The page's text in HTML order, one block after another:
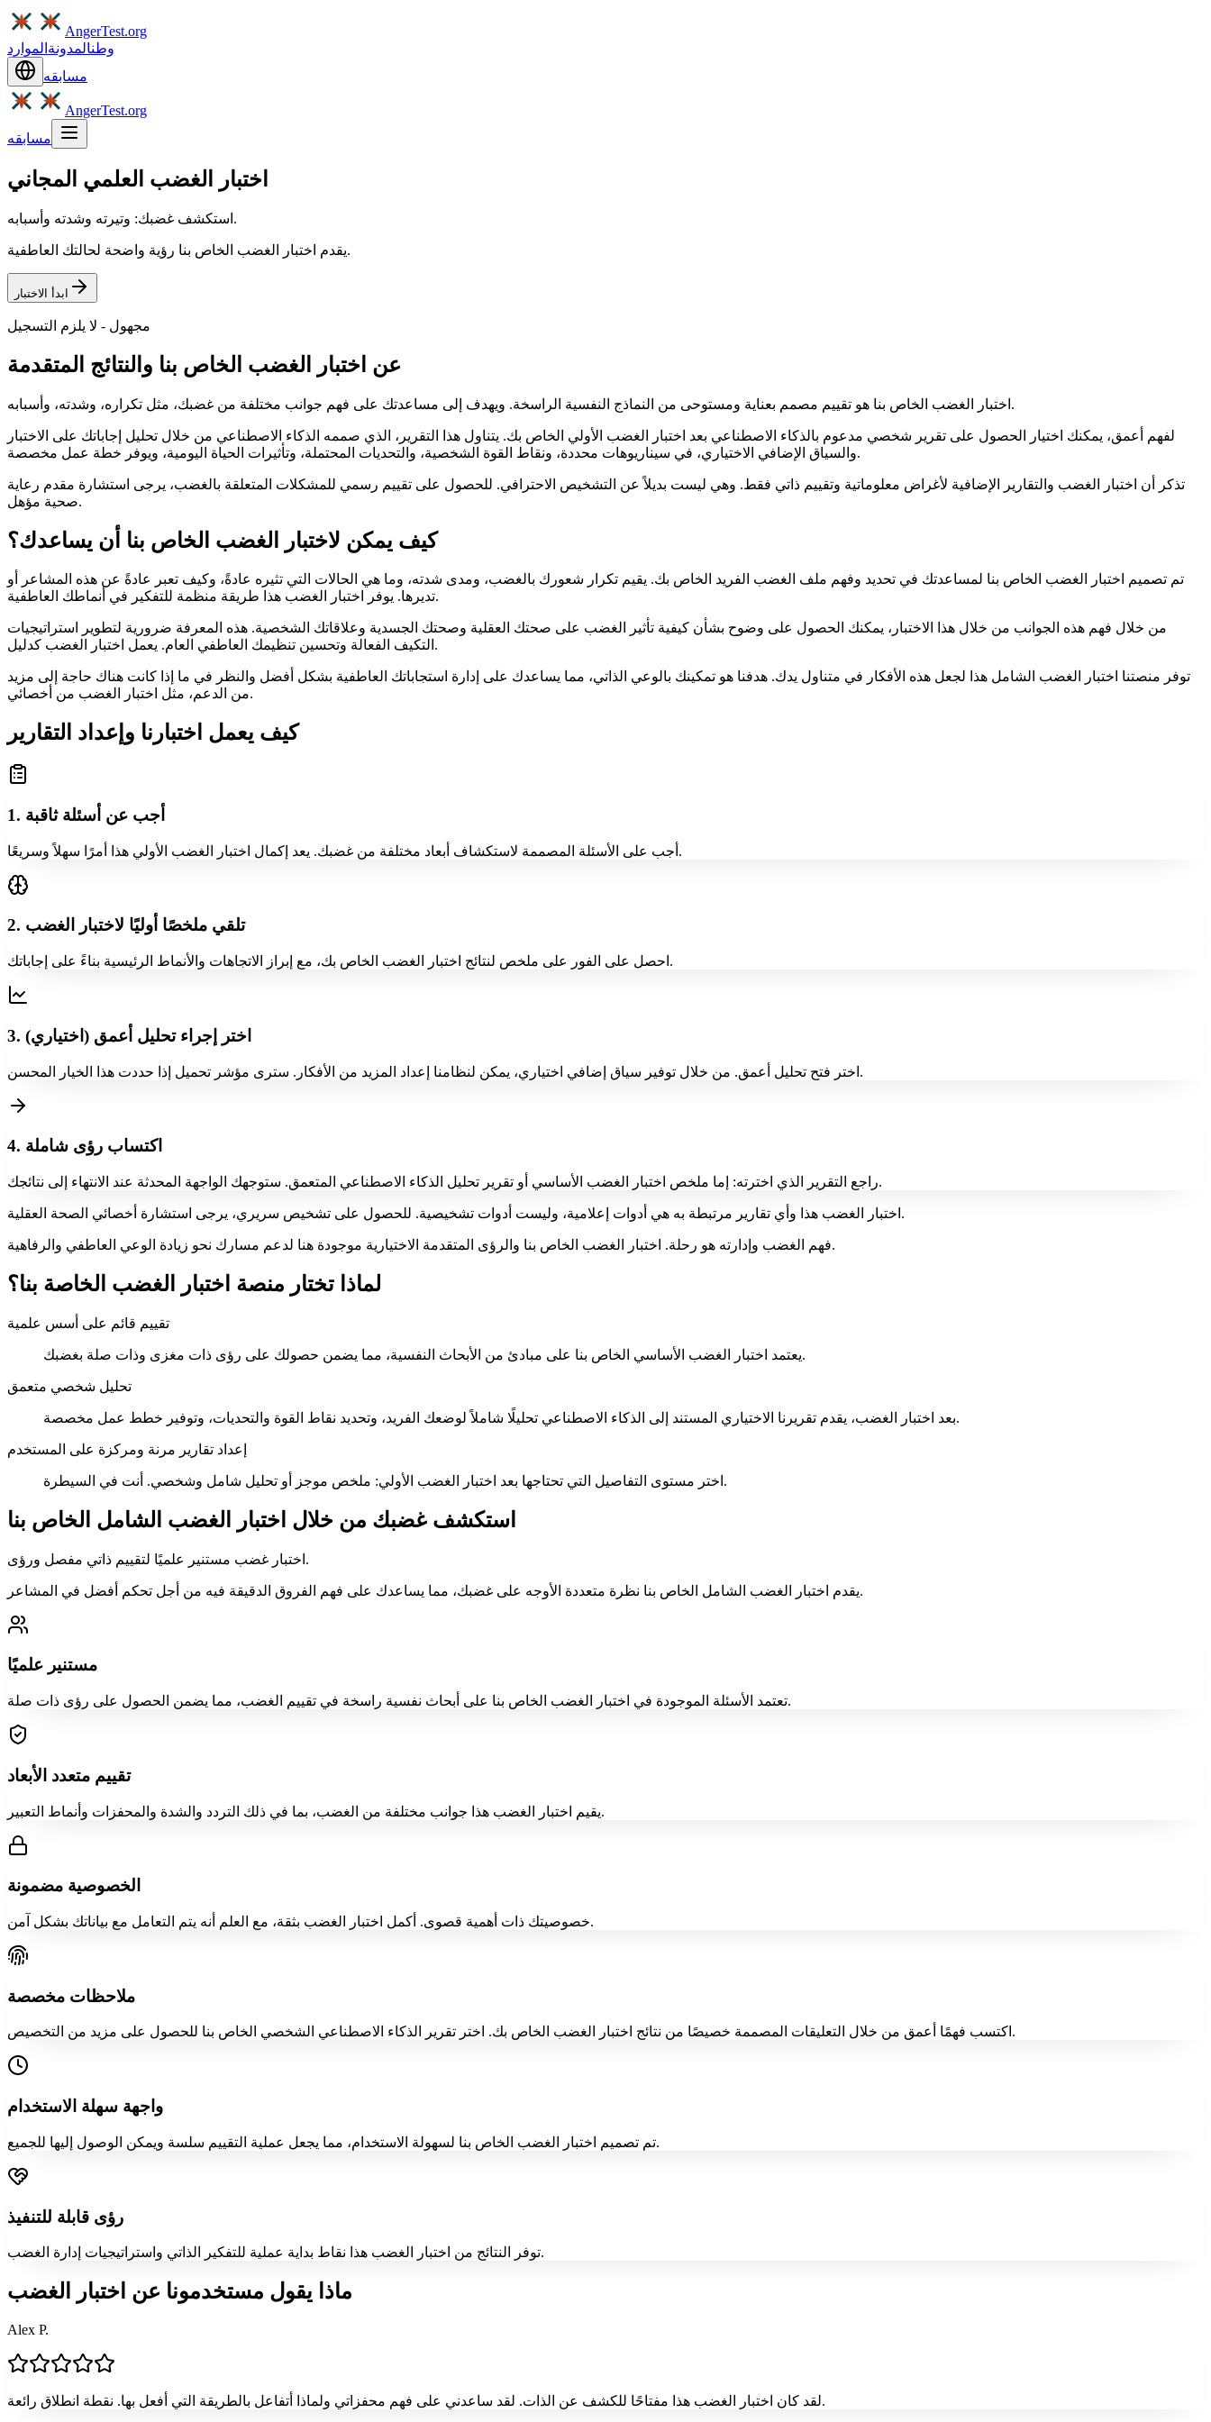
AngerTest.org
وطنالمدونة الموارد
مسابقه
AngerTest.org
مسابقه
اختبار الغضب العلمي المجاني
استكشف غضبك: وتيرته وشدته وأسبابه.
يقدم اختبار الغضب الخاص بنا رؤية واضحة لحالتك العاطفية.
ابدأ الاختبار
مجهول - لا يلزم التسجيل
عن اختبار الغضب الخاص بنا والنتائج المتقدمة
اختبار الغضب الخاص بنا هو تقييم مصمم بعناية ومستوحى من النماذج النفسية الراسخة. ويهدف إلى مساعدتك على فهم جوانب مختلفة من غضبك، مثل تكراره، وشدته، وأسبابه.
لفهم أعمق، يمكنك اختيار الحصول على تقرير شخصي مدعوم بالذكاء الاصطناعي بعد اختبار الغضب الأولي الخاص بك. يتناول هذا التقرير، الذي صممه الذكاء الاصطناعي من خلال تحليل إجاباتك على الاختبار
والسياق الإضافي الاختياري، في سيناريوهات محددة، ونقاط القوة الشخصية، والتحديات المحتملة، وتأثيرات الحياة اليومية، ويوفر خطة عمل مخصصة.
تذكر أن اختبار الغضب والتقارير الإضافية لأغراض معلوماتية وتقييم ذاتي فقط. وهي ليست بديلاً عن التشخيص الاحترافي. للحصول على تقييم رسمي للمشكلات المتعلقة بالغضب، يرجى استشارة مقدم رعاية
صحية مؤهل.
كيف يمكن لاختبار الغضب الخاص بنا أن يساعدك؟
تم تصميم اختبار الغضب الخاص بنا لمساعدتك في تحديد وفهم ملف الغضب الفريد الخاص بك. يقيم تكرار شعورك بالغضب، ومدى شدته، وما هي الحالات التي تثيره عادةً، وكيف تعبر عادةً عن هذه المشاعر أو
تديرها. يوفر اختبار الغضب هذا طريقة منظمة للتفكير في أنماطك العاطفية.
من خلال فهم هذه الجوانب من خلال هذا الاختبار، يمكنك الحصول على وضوح بشأن كيفية تأثير الغضب على صحتك العقلية وصحتك الجسدية وعلاقاتك الشخصية. هذه المعرفة ضرورية لتطوير استراتيجيات
التكيف الفعالة وتحسين تنظيمك العاطفي العام. يعمل اختبار الغضب كدليل.
توفر منصتنا اختبار الغضب الشامل هذا لجعل هذه الأفكار في متناول يدك. هدفنا هو تمكينك بالوعي الذاتي، مما يساعدك على إدارة استجاباتك العاطفية بشكل أفضل والنظر في ما إذا كانت هناك حاجة إلى مزيد
من الدعم، مثل اختبار الغضب من أخصائي.
كيف يعمل اختبارنا وإعداد التقارير
1. أجب عن أسئلة ثاقبة
أجب على الأسئلة المصممة لاستكشاف أبعاد مختلفة من غضبك. يعد إكمال اختبار الغضب الأولي هذا أمرًا سهلاً وسريعًا.
2. تلقي ملخصًا أوليًا لاختبار الغضب
احصل على الفور على ملخص لنتائج اختبار الغضب الخاص بك، مع إبراز الاتجاهات والأنماط الرئيسية بناءً على إجاباتك.
3. اختر إجراء تحليل أعمق (اختياري)
اختر فتح تحليل أعمق. من خلال توفير سياق إضافي اختياري، يمكن لنظامنا إعداد المزيد من الأفكار. سترى مؤشر تحميل إذا حددت هذا الخيار المحسن.
4. اكتساب رؤى شاملة
راجع التقرير الذي اخترته: إما ملخص اختبار الغضب الأساسي أو تقرير تحليل الذكاء الاصطناعي المتعمق. ستوجهك الواجهة المحدثة عند الانتهاء إلى نتائجك.
اختبار الغضب هذا وأي تقارير مرتبطة به هي أدوات إعلامية، وليست أدوات تشخيصية. للحصول على تشخيص سريري، يرجى استشارة أخصائي الصحة العقلية.
فهم الغضب وإدارته هو رحلة. اختبار الغضب الخاص بنا والرؤى المتقدمة الاختيارية موجودة هنا لدعم مسارك نحو زيادة الوعي العاطفي والرفاهية.
لماذا تختار منصة اختبار الغضب الخاصة بنا؟
تقييم قائم على أسس علمية
يعتمد اختبار الغضب الأساسي الخاص بنا على مبادئ من الأبحاث النفسية، مما يضمن حصولك على رؤى ذات مغزى وذات صلة بغضبك.
تحليل شخصي متعمق
بعد اختبار الغضب، يقدم تقريرنا الاختياري المستند إلى الذكاء الاصطناعي تحليلًا شاملاً لوضعك الفريد، وتحديد نقاط القوة والتحديات، وتوفير خطط عمل مخصصة.
إعداد تقارير مرنة ومركزة على المستخدم
اختر مستوى التفاصيل التي تحتاجها بعد اختبار الغضب الأولي: ملخص موجز أو تحليل شامل وشخصي. أنت في السيطرة.
استكشف غضبك من خلال اختبار الغضب الشامل الخاص بنا
اختبار غضب مستنير علميًا لتقييم ذاتي مفصل ورؤى.
يقدم اختبار الغضب الشامل الخاص بنا نظرة متعددة الأوجه على غضبك، مما يساعدك على فهم الفروق الدقيقة فيه من أجل تحكم أفضل في المشاعر.
مستنير علميًا
تعتمد الأسئلة الموجودة في اختبار الغضب الخاص بنا على أبحاث نفسية راسخة في تقييم الغضب، مما يضمن الحصول على رؤى ذات صلة.
تقييم متعدد الأبعاد
يقيم اختبار الغضب هذا جوانب مختلفة من الغضب، بما في ذلك التردد والشدة والمحفزات وأنماط التعبير.
الخصوصية مضمونة
خصوصيتك ذات أهمية قصوى. أكمل اختبار الغضب بثقة، مع العلم أنه يتم التعامل مع بياناتك بشكل آمن.
ملاحظات مخصصة
اكتسب فهمًا أعمق من خلال التعليقات المصممة خصيصًا من نتائج اختبار الغضب الخاص بك. اختر تقرير الذكاء الاصطناعي الشخصي الخاص بنا للحصول على مزيد من التخصيص.
واجهة سهلة الاستخدام
تم تصميم اختبار الغضب الخاص بنا لسهولة الاستخدام، مما يجعل عملية التقييم سلسة ويمكن الوصول إليها للجميع.
رؤى قابلة للتنفيذ
توفر النتائج من اختبار الغضب هذا نقاط بداية عملية للتفكير الذاتي واستراتيجيات إدارة الغضب.
ماذا يقول مستخدمونا عن اختبار الغضب
Alex P.
لقد كان اختبار الغضب هذا مفتاحًا للكشف عن الذات. لقد ساعدني على فهم محفزاتي ولماذا أتفاعل بالطريقة التي أفعل بها. نقطة انطلاق رائعة.